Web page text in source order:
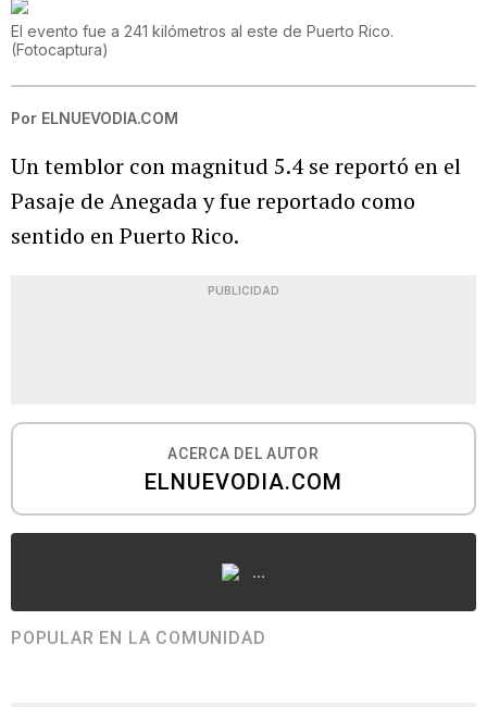
El evento fue a 241 kilómetros al este de Puerto Rico.
(Fotocaptura)
Por ELNUEVODIA.COM
Un temblor con magnitud 5.4 se reportó en el
Pasaje de Anegada y fue reportado como
sentido en Puerto Rico.
PUBLICIDAD
ACERCA DEL AUTOR
ELNUEVODIA.COM
...
POPULAR EN LA COMUNIDAD